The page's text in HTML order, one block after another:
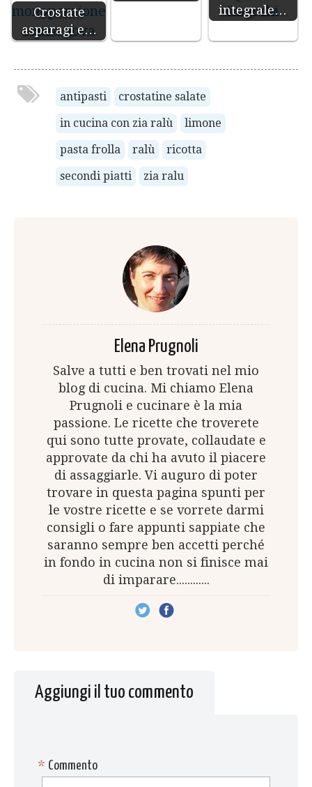
Crostate
asparagi e…
integrale…
antipasti
crostatine salate
in cucina con zia ralù
limone
pasta frolla
ralù
ricotta
secondi piatti
zia ralu
Elena Prugnoli
Salve a tutti e ben trovati nel mio
blog di cucina. Mi chiamo Elena
Prugnoli e cucinare è la mia
passione. Le ricette che troverete
qui sono tutte provate, collaudate e
approvate da chi ha avuto il piacere
di assaggiarle. Vi auguro di poter
trovare in questa pagina spunti per
le vostre ricette e se vorrete darmi
consigli o fare appunti sappiate che
saranno sempre ben accetti perché
in fondo in cucina non si finisce mai
di imparare............
Aggiungi il tuo commento
Commento
*